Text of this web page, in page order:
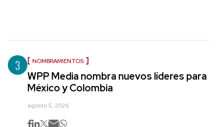
3 NOMBRAMIENTOS
WPP Media nombra nuevos líderes para
México y Colombia
agosto 5, 2026